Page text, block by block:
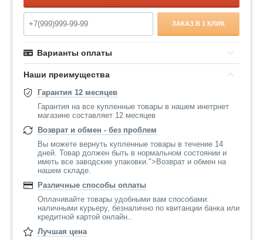
ЗАКАЗ В 1 КЛИК
Варианты оплаты
Наши преимущества
Гарантия 12 месяцев
Гарантия на все купленные товары в нашем инетрнет
магазине составляет 12 месяцев
Возврат и обмен - без проблем
Вы можете вернуть купленные товары в течение 14
дней. Товар должен быть в нормальном состоянии и
иметь все заводские упаковки.">Возврат и обмен на
нашем складе.
Различные способы оплаты
Оплачивайте товары удобными вам способами:
наличными курьеру, безналично по квитанции банка или
кредитной картой онлайн..
Лучшая цена